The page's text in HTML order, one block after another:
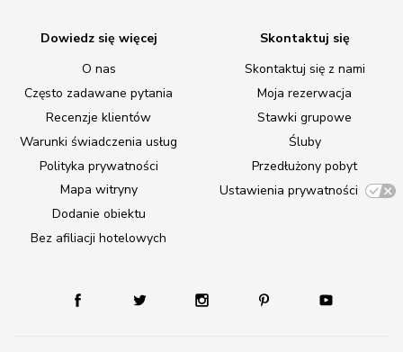
Dowiedz się więcej
O nas
Często zadawane pytania
Recenzje klientów
Warunki świadczenia usług
Polityka prywatności
Mapa witryny
Dodanie obiektu
Bez afiliacji hotelowych
Skontaktuj się
Skontaktuj się z nami
Moja rezerwacja
Stawki grupowe
Śluby
Przedłużony pobyt
Ustawienia prywatności